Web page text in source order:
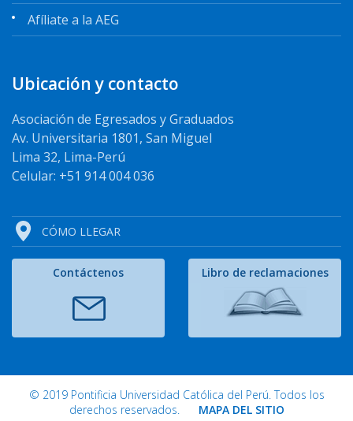
Afíliate a la AEG
Ubicación y contacto
Asociación de Egresados y Graduados
Av. Universitaria 1801, San Miguel
Lima 32, Lima-Perú
Celular: +51 914 004 036
CÓMO LLEGAR
Contáctenos Libro de reclamaciones
© 2019 Pontificia Universidad Católica del Perú. Todos los
derechos reservados. MAPA DEL SITIO